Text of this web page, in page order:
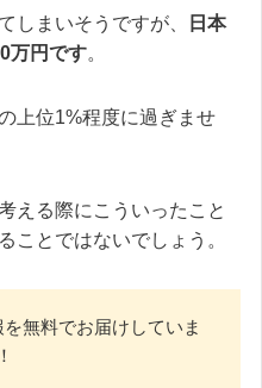
しまいそうですが、
日本
万円です。
上位1%程度に過ぎませ
える際にこういったこと
ことではないでしょう。
無料でお届けしていま